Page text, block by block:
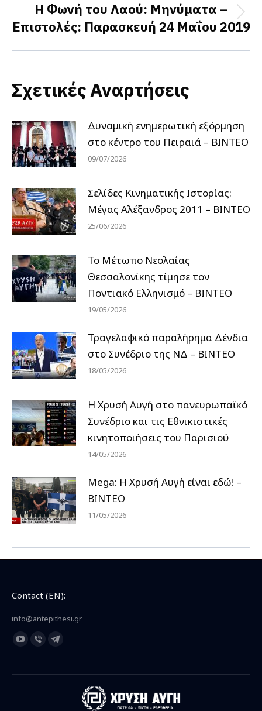
Next
post:
Η Φωνή του Λαού: Μηνύματα –
Επιστολές: Παρασκευή 24 Μαΐου 2019
Σχετικές Αναρτήσεις
Δυναμική ενημερωτική εξόρμηση
στο κέντρο του Πειραιά – ΒΙΝΤΕΟ
09/07/2026
Σελίδες Κινηματικής Ιστορίας:
Μέγας Αλέξανδρος 2011 – ΒΙΝΤΕΟ
25/06/2026
Το Μέτωπο Νεολαίας
Θεσσαλονίκης τίμησε τον
Ποντιακό Ελληνισμό – ΒΙΝΤΕΟ
19/05/2026
Τραγελαφικό παραλήρημα Δένδια
στο Συνέδριο της ΝΔ – ΒΙΝΤΕΟ
18/05/2026
Η Χρυσή Αυγή στο πανευρωπαϊκό
Συνέδριο και τις Εθνικιστικές
κινητοποιήσεις του Παρισιού
14/05/2026
Mega: Η Χρυσή Αυγή είναι εδώ! –
ΒΙΝΤΕΟ
11/05/2026
Contact (EN):
info@antepithesi.gr
Find us on:
YouTube
opens
Viber
opens
Telegram
opens